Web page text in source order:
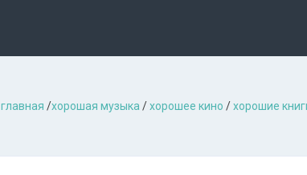
главная /хорошая музыкa /хорошее кино /хорошие